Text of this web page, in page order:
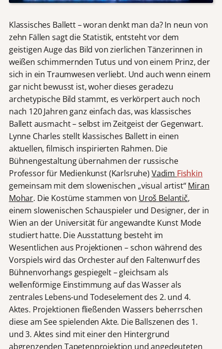
Klassisches Ballett – woran denkt man da? In neun von
zehn Fällen sagt die Statistik, entsteht vor dem
geistigen Auge das Bild von zierlichen Tänzerinnen in
weißen schimmernden Tutus und von einem Prinz, der
sich in ein Traumwesen verliebt. Und auch wenn einem
gar nicht bewusst ist, woher dieses geradezu
archetypische Bild stammt, es verkörpert auch noch
nach 120 Jahren ganz einfach das, was klassisches
Ballett ausmacht – selbst im Zeitgeist der Gegenwart.
Lynne Charles stellt klassisches Ballett in einen
aktuellen, filmisch inspirierten Rahmen. Die
Bühnengestaltung übernahmen der russische
Professor für Medienkunst (Karlsruhe) Vadim Fishkin
gemeinsam mit dem slowenischen „visual artist“Miran
Mohar. Die Kostüme stammen von Uroš Belantič,
einem slowenischen Schauspieler und Designer, der in
Wien an der Universität für angewandte Kunst Mode
studiert hatte. Die Ausstattung besteht im
Wesentlichen aus Projektionen – schon während des
Vorspiels wird das Orchester auf den Faltenwurf des
Bühnenvorhangs gespiegelt – gleichsam als
wellenförmige Einstimmung auf das Wasser als
zentrales Lebens-und Todeselement des 2. und 4.
Aktes. Projektionen fließenden Wassers beherrschen
diese am See spielenden Akte. Die Ballszenen des 1.
und 3. Aktes sind mit einer den Hintergrund
abgrenzenden Tapetenprojektion und angedeuteten